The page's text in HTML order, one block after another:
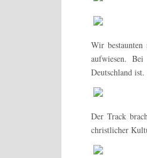
Wir
aufwiesen.
Deutschland ist.
Der Track
christlicher